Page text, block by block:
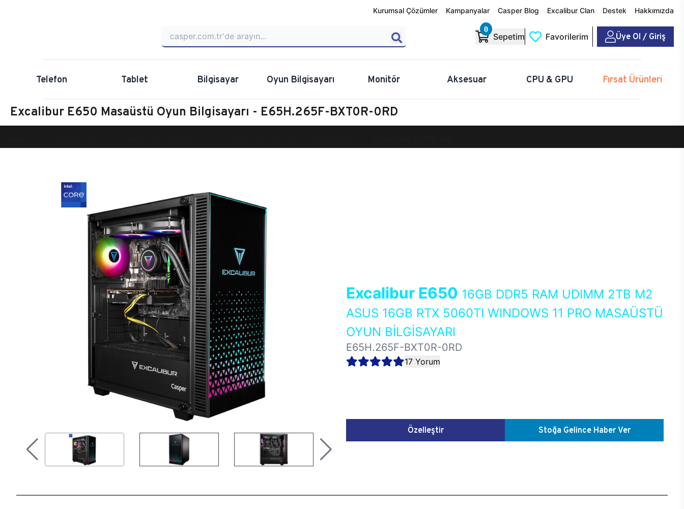
Kurumsal Çözümler Kampanyalar Casper Blog Excalibur Clan Destek Hakkımızda
0
Sepetim Favorilerim Üye Ol / Giriş
Telefon Tablet Bilgisayar Oyun Bilgisayarı Monitör Aksesuar CPU & GPU Fırsat Ürünleri
Excalibur E650 Masaüstü Oyun Bilgisayarı - E65H.265F-BXT0R-0RD
Excalibur E650 16GB DDR5 RAM UDIMM 2TB M2
ASUS 16GB RTX 5060TI WINDOWS 11 PRO MASAÜSTÜ
OYUN BİLGİSAYARI
E65H.265F-BXT0R-0RD
17 Yorum
Özelleştir Stoğa Gelince Haber Ver